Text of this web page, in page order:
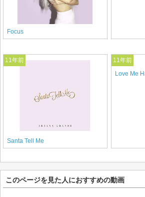
Focus
11年前
Santa Tell Me
11年前
Love Me
このページを見た人におすすめの動画